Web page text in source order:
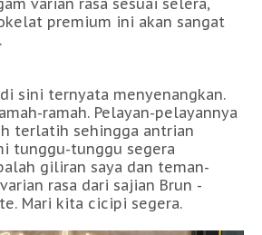
varian rasa sesuai selera,
premium ini akan sangat
sini ternyata menyenangkan.
ramah. Pelayan-pelayannya
terlatih sehingga antrian
tunggu-tunggu segera
giliran saya dan teman-
rasa dari sajian Brun -
Mari kita cicipi segera.